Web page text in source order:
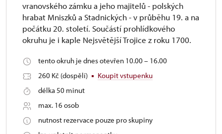
vranovského zámku a jeho majitelů - polských
hrabat Mniszků a Stadnických - v průběhu 19. a na
počátku 20. století. Součástí prohlídkového
okruhu je i kaple Nejsvětější Trojice z roku 1700.
tento okruh je dnes otevřen 10.00 – 16.00
260 Kč (dospělí)
Koupit vstupenku
délka 50 minut
max. 16 osob
nutnost rezervace pouze pro skupiny